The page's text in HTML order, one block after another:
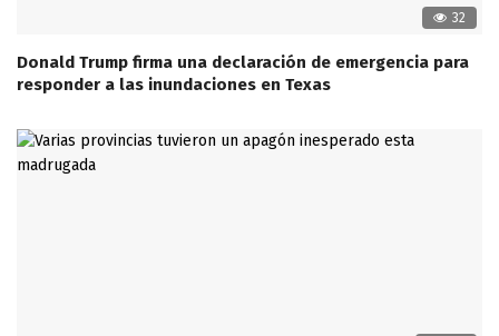
32
Donald Trump firma una declaración de emergencia para
responder a las inundaciones en Texas